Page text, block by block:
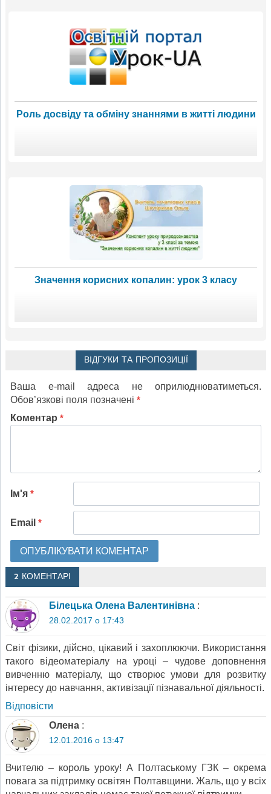
Роль досвіду та обміну знаннями в житті людини
Значення корисних копалин: урок 3 класу
ВІДГУКИ ТА ПРОПОЗИЦІЇ
Ваша e-mail адреса не оприлюднюватиметься.
Обов’язкові поля позначені *
Коментар *
Ім'я *
Email *
2 КОМЕНТАРІ
Білецька Олена Валентинівна :
28.02.2017 о 17:43
Світ фізики, дійсно, цікавий і захоплюючи. Використання
такого відеоматеріалу на уроці – чудове доповнення
вивченню матеріалу, що створює умови для розвитку
інтересу до навчання, активізації пізнавальної діяльності.
Відповіcти
Олена :
12.01.2016 о 13:47
Вчителю – король уроку! А Полтаському ГЗК – окрема
повага за підтримку освітян Полтавщини. Жаль, що у всіх